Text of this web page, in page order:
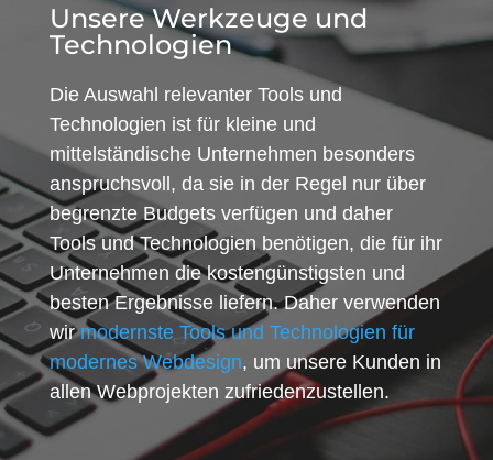
Unsere Werkzeuge und
Technologien
Die Auswahl relevanter Tools und
Technologien ist für kleine und
mittelständische Unternehmen besonders
anspruchsvoll, da sie in der Regel nur über
begrenzte Budgets verfügen und daher
Tools und Technologien benötigen, die für ihr
Unternehmen die kostengünstigsten und
besten Ergebnisse liefern. Daher verwenden
wirmodernste Tools und Technologien für
modernes Webdesign, um unsere Kunden in
allen Webprojekten zufriedenzustellen.